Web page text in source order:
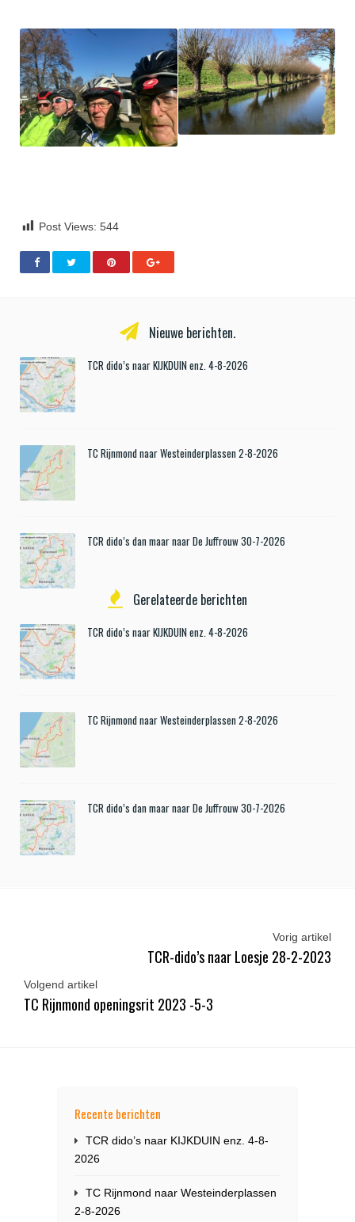
Post Views: 544
Nieuwe berichten.
TCR dido’s naar KIJKDUIN enz. 4-8-2026
TC Rijnmond naar Westeinderplassen 2-8-2026
TCR dido’s dan maar naar De Juffrouw 30-7-2026
Gerelateerde berichten
TCR dido’s naar KIJKDUIN enz. 4-8-2026
TC Rijnmond naar Westeinderplassen 2-8-2026
TCR dido’s dan maar naar De Juffrouw 30-7-2026
Vorig artikel
TCR-dido’s naar Loesje 28-2-2023
Volgend artikel
TC Rijnmond openingsrit 2023 -5-3
Recente berichten
TCR dido’s naar KIJKDUIN enz. 4-8-
2026
TC Rijnmond naar Westeinderplassen
2-8-2026